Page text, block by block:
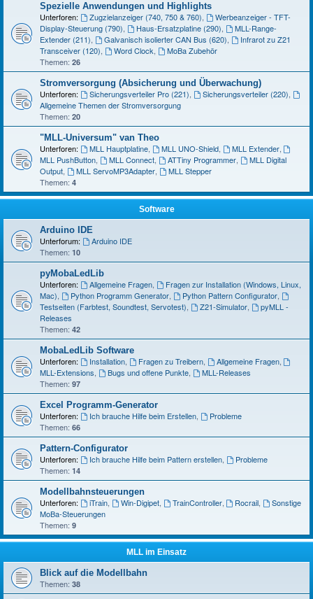
Spezielle Anwendungen und Highlights
Unterforen: Zugzielanzeiger (740, 750 & 760)
Werbeanzeiger - TFT-
Display-Steuerung (790)
Haus-Ersatzplatine (290)
MLL-Range-
Extender (211)
Galvanisch isolierter CAN Bus (620)
Infrarot zu Z21
Transceiver (120)
Word Clock
MoBa Zubehör
Themen: 26
Stromversorgung (Absicherung und Überwachung)
Unterforen: Sicherungsverteiler Pro (221) Sicherungsverteiler (220)
Allgemeine Themen der Stromversorgung
Themen: 20
"MLL-Universum" van Theo
Unterforen: MLL Hauptplatine, MLL UNO-Shield, MLL Extender,
MLL PushButton
MLL Connect, ATTiny Programmer,
MLL Digital
Output
MLL ServoMP3Adapter,
MLL Stepper
Themen: 4
Software
Arduino IDE
Unterforum:
Arduino IDE
Themen: 10
pyMobaLedLib
Unterforen: Allgemeine Fragen,
Fragen zur Installation (Windows, Linux,
Mac)
Python Programm Generator, Python Pattern Configurator,
Testseiten (Farbtest, Soundtest, Servotest)
Z21-Simulator,
pyMLL -
Releases
Themen: 42
MobaLedLib Software
Unterforen: Installation, Fragen zu Treibern, Allgemeine Fragen,
MLL-Extensions
Bugs und offene Punkte,
MLL-Releases
Themen: 97
Excel Programm-Generator
Unterforen: Ich brauche Hilfe beim Erstellen,
Probleme
Themen: 66
Pattern-Configurator
Unterforen: Ich brauche Hilfe beim Pattern erstellen,
Probleme
Themen: 14
Modellbahnsteuerungen
Unterforen: iTrain, Win-Digipet, TrainController, Rocrail
Sonstige
MoBa-Steuerungen
Themen: 9
MLL im Einsatz
Blick auf die Modellbahn
Themen: 38